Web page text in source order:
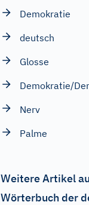
Demokratie
deutsch
Glosse
Demokratie/
Nerv
Palme
Weitere Artikel
Wörterbuch der